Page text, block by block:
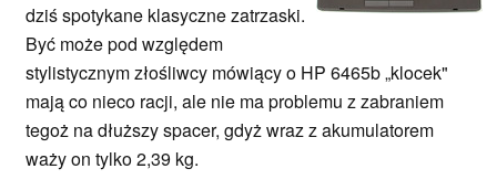
dziś spotykane klasyczne zatrzaski.
Być może pod względem
stylistycznym złośliwcy mówiący o HP 6465b „klocek"
mają co nieco racji, ale nie ma problemu z zabraniem
tegoż na dłuższy spacer, gdyż wraz z akumulatorem
waży on tylko 2,39 kg.